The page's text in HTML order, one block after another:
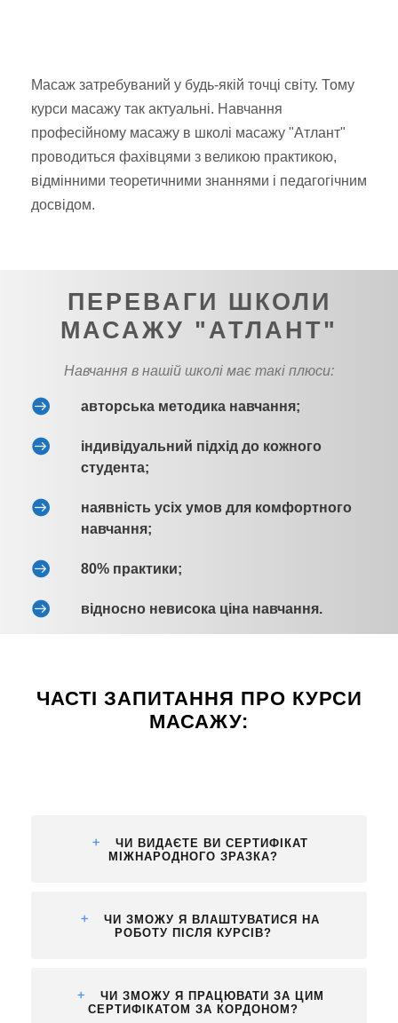
Масаж затребуваний у будь-якій точці світу. Тому
курси масажу так актуальні. Навчання
професійному масажу в школі масажу "Атлант"
проводиться фахівцями з великою практикою,
відмінними теоретичними знаннями і педагогічним
досвідом.
ПЕРЕВАГИ ШКОЛИ
МАСАЖУ "АТЛАНТ"
Навчання в нашій школі має такі плюси:
авторська методика навчання;
індивідуальний підхід до кожного
студента;
наявність усіх умов для комфортного
навчання;
80% практики;
відносно невисока ціна навчання.
ЧАСТІ ЗАПИТАННЯ ПРО КУРСИ
МАСАЖУ:
ЧИ ВИДАЄТЕ ВИ СЕРТИФІКАТ
МІЖНАРОДНОГО ЗРАЗКА?
ЧИ ЗМОЖУ Я ВЛАШТУВАТИСЯ НА
РОБОТУ ПІСЛЯ КУРСІВ?
ЧИ ЗМОЖУ Я ПРАЦЮВАТИ ЗА ЦИМ
СЕРТИФІКАТОМ ЗА КОРДОНОМ?